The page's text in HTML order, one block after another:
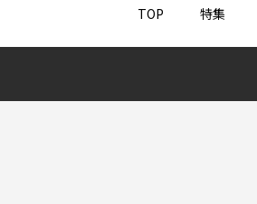
TOP 特集